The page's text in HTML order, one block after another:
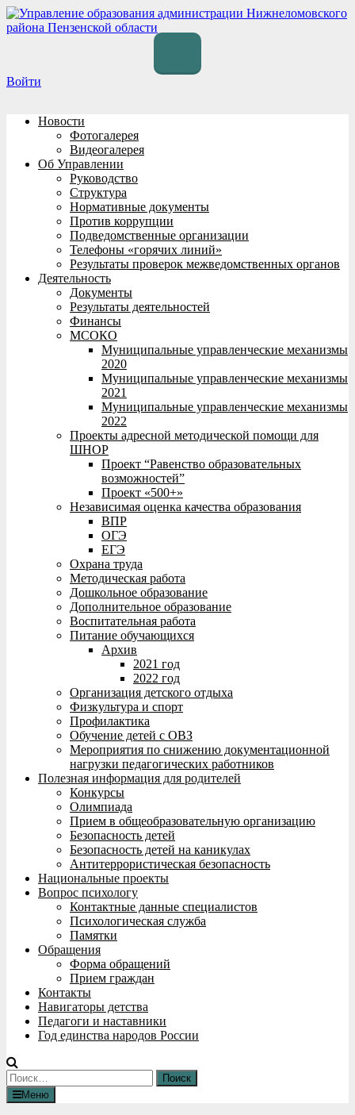
Перейти
к
Войти
Новости
Фотогалерея
Видеогалерея
Об Управлении
Руководство
Структура
Нормативные документы
Против коррупции
Подведомственные организации
Телефоны «горячих линий»
Результаты проверок межведомственных органов
Деятельность
Документы
Результаты деятельностей
Финансы
МСОКО
Муниципальные управленческие механизмы
2020
Муниципальные управленческие механизмы
2021
Муниципальные управленческие механизмы
2022
Проекты адресной методической помощи для
ШНОР
Проект “Равенство образовательных
возможностей”
Проект «500+»
Независимая оценка качества образования
ВПР
ОГЭ
ЕГЭ
Охрана труда
Методическая работа
Дошкольное образование
Дополнительное образование
Воспитательная работа
Питание обучающихся
Архив
2021 год
2022 год
Организация детского отдыха
Физкультура и спорт
Профилактика
Обучение детей с ОВЗ
Мероприятия по снижению документационной
нагрузки педагогических работников
Полезная информация для родителей
Конкурсы
Олимпиада
Прием в общеобразовательную организацию
Безопасность детей
Безопасность детей на каникулах
Антитеррористическая безопасность
Национальные проекты
Вопрос психологу
Контактные данные специалистов
Психологическая служба
Памятки
Обращения
Форма обращений
Прием граждан
Контакты
Навигаторы детства
Педагоги и наставники
Год единства народов России
Найти:
Меню